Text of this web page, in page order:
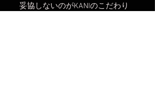
妥協しないのがKANIのこだわり